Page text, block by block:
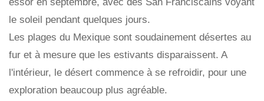
le soleil pendant quelques jours.
Les plages du Mexique sont soudainement désertes au
fur et à mesure que les estivants disparaissent. A
l'intérieur, le désert commence à se refroidir, pour une
exploration beaucoup plus agréable.